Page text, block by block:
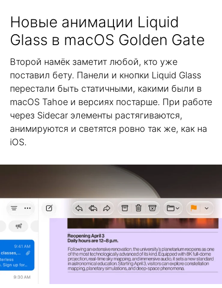
Новые анимации Liquid
Glass в macOS Golden Gate
Второй намёк заметит любой, кто уже
поставил бету. Панели и кнопки Liquid Glass
перестали быть статичными, какими были в
macOS Tahoe и версиях постарше. При работе
через Sidecar элементы растягиваются,
анимируются и светятся ровно так же, как на
iOS.